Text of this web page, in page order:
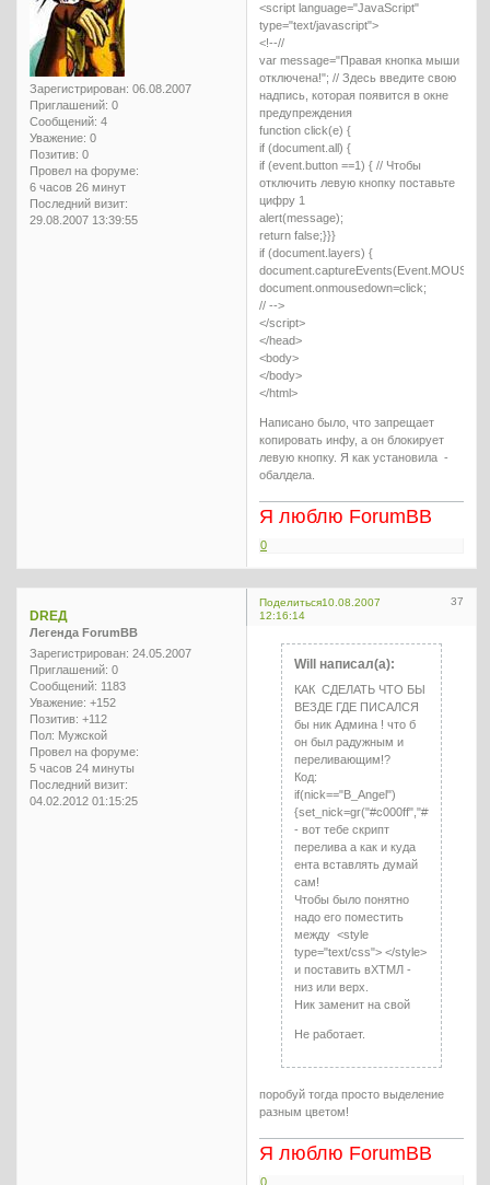
Зарегистрирован: 06.08.2007
Приглашений: 0
Сообщений: 4
Уважение: 0
Позитив: 0
Провел на форуме:
6 часов 26 минут
Последний визит:
29.08.2007 13:39:55
<script language="JavaScript"
type="text/javascript">
<!--//
var message="Правая кнопка мыши
отключена!"; // Здесь введите свою
надпись, которая появится в окне
предупреждения
function click(e) {
if (document.all) {
if (event.button ==1) { // Чтобы
отключить левую кнопку поставьте
цифру 1
alert(message);
return false;}}}
if (document.layers) {
document.onmousedown=click;
// -->
</script>
</head>
<body>
</body>
</html>
Написано было, что запрещает
копировать инфу, а он блокирует
левую кнопку. Я как установила -
обалдела.
Я люблю ForumBB
0
Поделиться 37
10.08.2007
12:16:14
DREД
Легенда ForumBB
Зарегистрирован: 24.05.2007
Приглашений: 0
Сообщений: 1183
Уважение: +152
Позитив: +112
Пол: Мужской
Провел на форуме:
5 часов 24 минуты
Последний визит:
04.02.2012 01:15:25
Will написал(а):
КАК СДЕЛАТЬ ЧТО БЫ
ВЕЗДЕ ГДЕ ПИСАЛСЯ
бы ник Админа ! что б
он был радужным и
переливающим!?
Код:
if(nick=="B_Angel")
- вот тебе скрипт
перелива а как и куда
ента вставлять думай
сам!
Чтобы было понятно
надо его поместить
между <style
type="text/css"> </style>
и поставить вХТМЛ -
низ или верх.
Ник заменит на свой
Не работает.
поробуй тогда просто выделение
разным цветом!
Я люблю ForumBB
0